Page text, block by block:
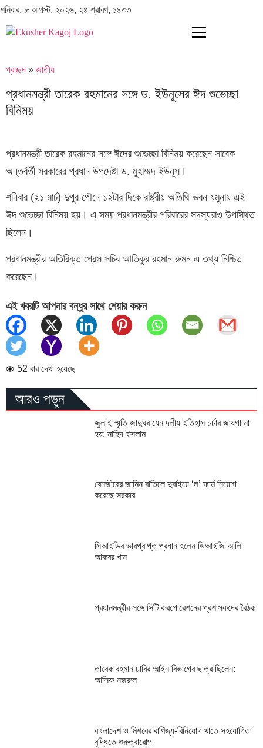
শনিবার, ৮ আগস্ট, ২০২৬, ২৪ শ্রাবণ, ১৪৩৩
প্রচ্ছদ » জাতীয়
প্রধানমন্ত্রী তারেক রহমানের সঙ্গে ড. ইউনূসের ঈদ শুভেচ্ছা
বিনিময়
প্রধানমন্ত্রী তারেক রহমানের সঙ্গে ঈদের শুভেচ্ছা বিনিময় করেছেন সাবেক
অন্তর্বর্তী সরকারের প্রধান উপদেষ্টা ড. মুহাম্মদ ইউনূস।
শনিবার (২১ মার্চ) দুপুর পৌনে ১২টার দিকে রাষ্ট্রীয় অতিথি ভবন যমুনায় এই
ঈদ শুভেচ্ছা বিনিময় হয়। এ সময় প্রধানমন্ত্রীর পরিবারের সদস্যরাও উপস্থিত
ছিলেন।
প্রধানমন্ত্রীর অতিরিক্ত প্রেস সচিব আতিকুর রহমান রুমন এ তথ্য নিশ্চিত
করেছেন।
এই খবরটি আপনার বন্ধুর সাথে শেয়ার করুন
52 বার দেখা হয়েছে
আরও পড়ুন
জুলাই স্মৃতি জাদুঘর যেন দলীয় ইতিহাস চর্চার জায়গা না
হয়: নাহিদ ইসলাম
বেনজীরের জামিন বাতিলে দুবাইয়ে ‌‘ল’ ফার্ম নিয়োগ
করেছে সরকার
সিআইডির ভারপ্রাপ্ত প্রধান হলেন ডিআইজি আলি
আকবর খান
প্রধানমন্ত্রীর সঙ্গে সিটি করপোরেশনের প্রশাসকদের বৈঠক
তারেক রহমান ঢাবির আইন বিভাগের ছাত্র ছিলেন:
আসিফ নজরুল
বাংলাদেশ ও মিশরের বাণিজ্য-বিনিয়োগ খাতে সহযোগিতা
বৃদ্ধিতে গুরুত্বারোপ